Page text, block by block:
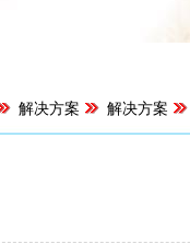
解决方案 解决方案